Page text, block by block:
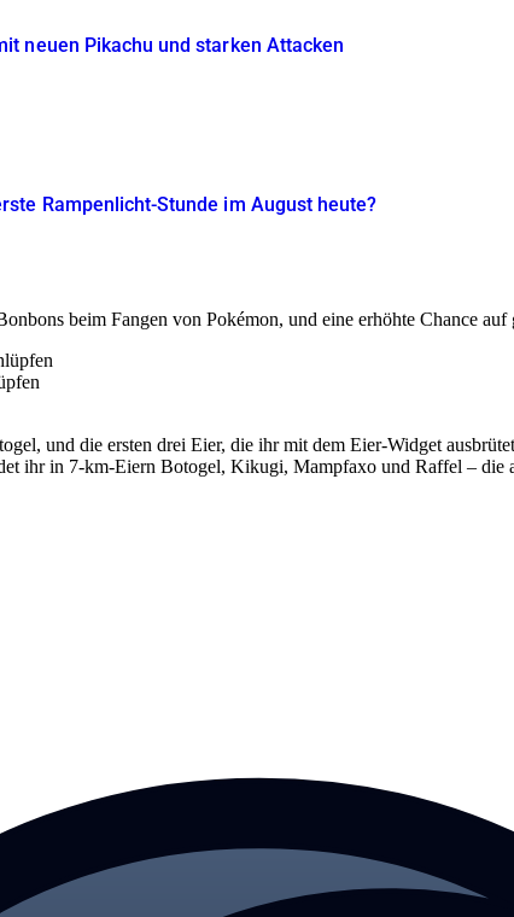
neuen Pikachu und starken Attacken
Rampenlicht-Stunde im August heute?
beim Fangen von Pokémon, und eine erhöhte Chance
und die ersten drei Eier, die ihr mit dem Eier-Widget
ihr in 7-km-Eiern Botogel, Kikugi, Mampfaxo und Raffel – die